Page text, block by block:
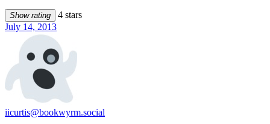
Show rating
4 stars
July 14, 2013
iicurtis@bookwyrm.social